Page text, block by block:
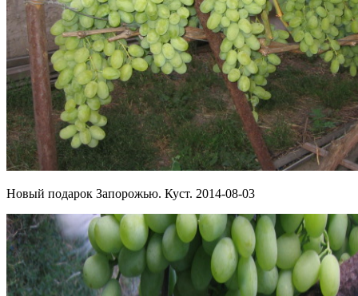
Новый подарок Запорожью. Куст. 2014-08-03